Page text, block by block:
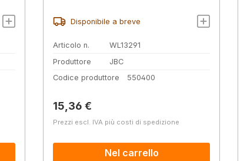
Disponibile a breve
Articolo n.
WL13291
Produttore
JBC
Codice produttore
550400
Prezzo normale:
15,36 €
Prezzi escl. IVA più costi di spedizione
Nel carrello